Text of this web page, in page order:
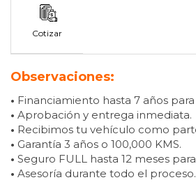
Cotizar
Observaciones:
• Financiamiento hasta 7 años
• Aprobación y entrega inmediata.
• Recibimos tu vehículo como
• Garantía 3 años o 100,000 KMS.
• Seguro FULL hasta 12 meses
• Asesoría durante todo el proceso.